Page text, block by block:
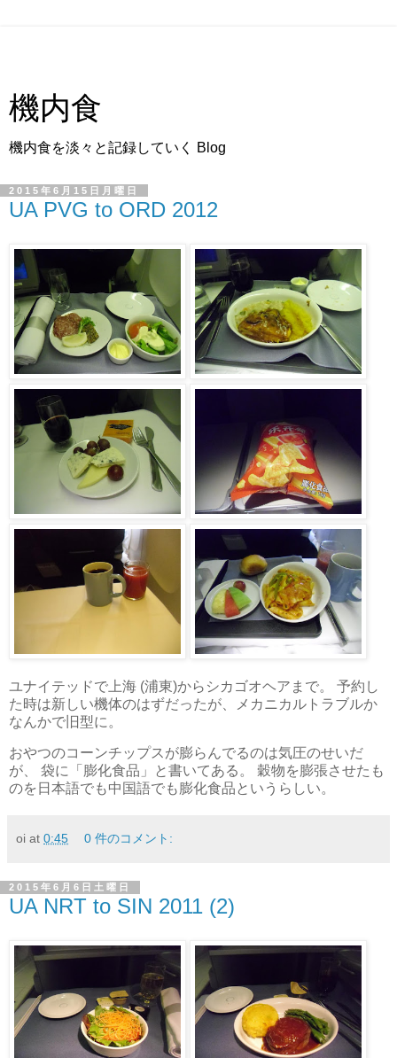
機内食
機内食を淡々と記録していく Blog
2015年6月15日月曜日
UA PVG to ORD 2012
ユナイテッドで上海 (浦東)からシカゴオヘアまで。 予約し
た時は新しい機体のはずだったが、メカニカルトラブルか
なんかで旧型に。
おやつのコーンチップスが膨らんでるのは気圧のせいだ
が、 袋に「膨化食品」と書いてある。 穀物を膨張させたも
のを日本語でも中国語でも膨化食品というらしい。
oi at 0:45 0 件のコメント:
2015年6月6日土曜日
UA NRT to SIN 2011 (2)